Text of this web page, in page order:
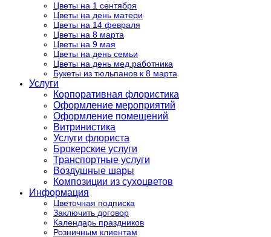
Цветы на 1 сентября
Цветы на день матери
Цветы на 14 февраля
Цветы на 8 марта
Цветы на 9 мая
Цветы на день семьи
Цветы на день мед.работника
Букеты из тюльпанов к 8 марта
Услуги
Корпоративная флористика
Оформление мероприятий
Оформление помещений
Витринистика
Услуги флориста
Брокерские услуги
Транспортные услуги
Воздушные шары
Композиции из сухоцветов
Информация
Цветочная подписка
Заключить договор
Календарь праздников
Розничным клиентам